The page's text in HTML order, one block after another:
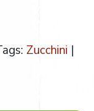
Zucchini |